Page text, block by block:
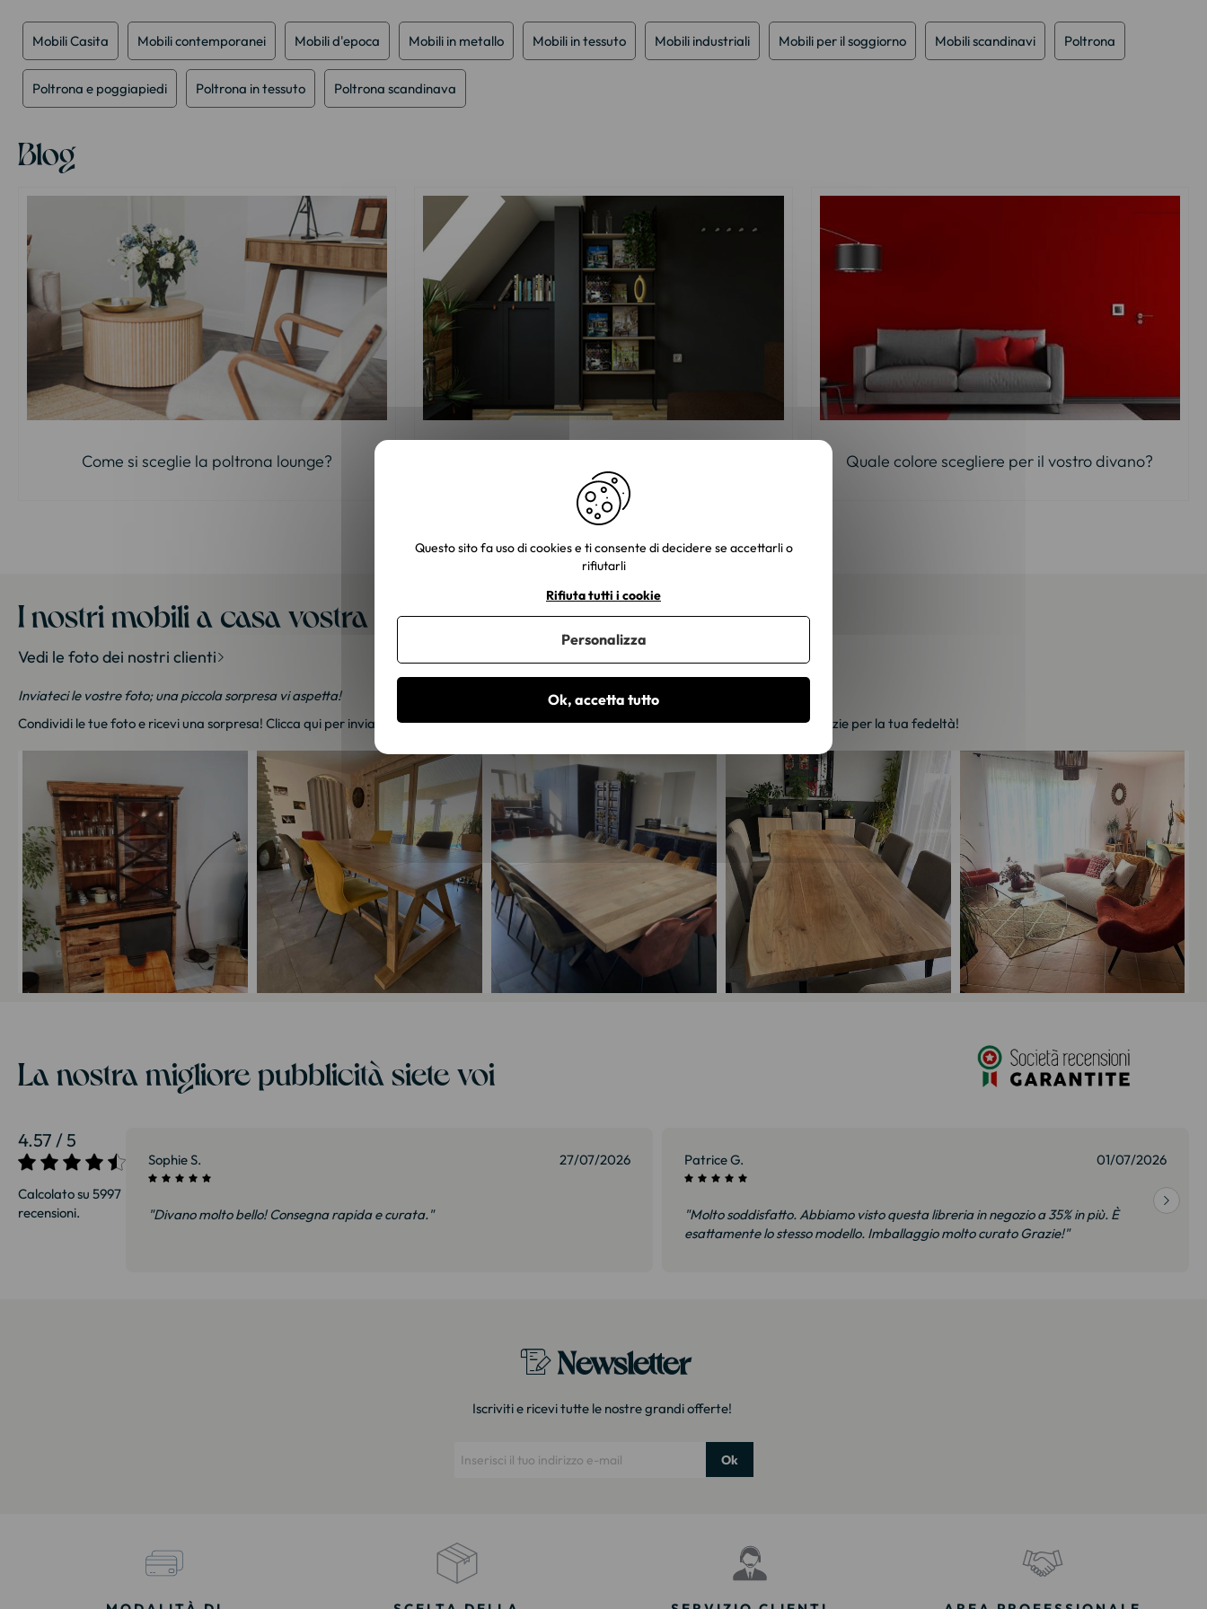
galleria
immagini
Mobili Casita Mobili contemporanei Mobili d'epoca Mobili in metallo Mobili in tessuto Mobili industriali Mobili per il soggiorno Mobili scandinavi Poltrona
Poltrona e poggiapiedi Poltrona in tessuto Poltrona scandinava
Blog
Come si sceglie la poltrona lounge? Quale colore scegliere per il vostro divano?
I nostri mobili a casa vostra
Vedi le foto dei nostri clienti
Inviateci le vostre foto; una piccola sorpresa vi aspetta!
Condividi le tue foto e ricevi una sorpresa! Clicca qui per inviarci le tue foto. Un piccolo regalo ti sarà inviato entro 48-72 ore lavorative. Grazie per la tua fedeltà!
La nostra migliore pubblicità siete voi
4.57 / 5
Calcolato su 5997
recensioni.
27/07/2026
e soprattutto
Sophie S. 27/07/2026
"Divano molto bello! Consegna rapida e curata."
Patrice G. 01/07/2026
"Molto soddisfatto. Abbiamo visto questa libreria in negozio a 35% in più. È
esattamente lo stesso modello. Imballaggio molto curato Grazie!"
Newsletter
Iscriviti e ricevi tutte le nostre grandi offerte!
Ok
Questo sito fa uso di cookies e ti consente di decidere se accettarli o
rifiutarli
Ok, accetta tutto
Rifiuta tutti i cookie
Personalizza